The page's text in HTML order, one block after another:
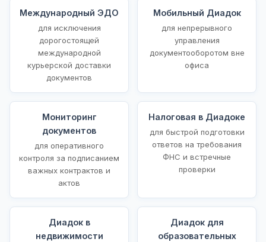
Международный ЭДО
для исключения
дорогостоящей
международной
курьерской доставки
документов
Мобильный Диадок
для непрерывного
управления
документооборотом вне
офиса
Мониторинг
документов
для оперативного
контроля за подписанием
важных контрактов и
актов
Налоговая в Диадоке
для быстрой подготовки
ответов на требования
ФНС и встречные
проверки
Диадок в
недвижимости
Диадок для
образовательных